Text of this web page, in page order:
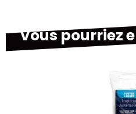
Vous pourriez